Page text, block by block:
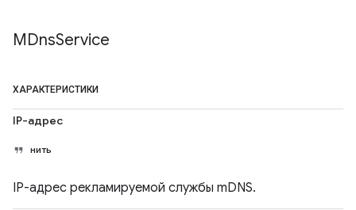
MDnsService
ХАРАКТЕРИСТИКИ
IP-адрес
нить
IP-адрес рекламируемой службы mDNS.